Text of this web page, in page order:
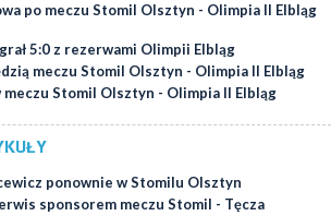
po meczu Stomil Olsztyn - Olimpia II Elbląg
5:0 z rezerwami Olimpii Elbląg
meczu Stomil Olsztyn - Olimpia II Elbląg
Stomil Olsztyn - Olimpia II Elbląg
ponownie w Stomilu Olsztyn
sponsorem meczu Stomil - Tęcza